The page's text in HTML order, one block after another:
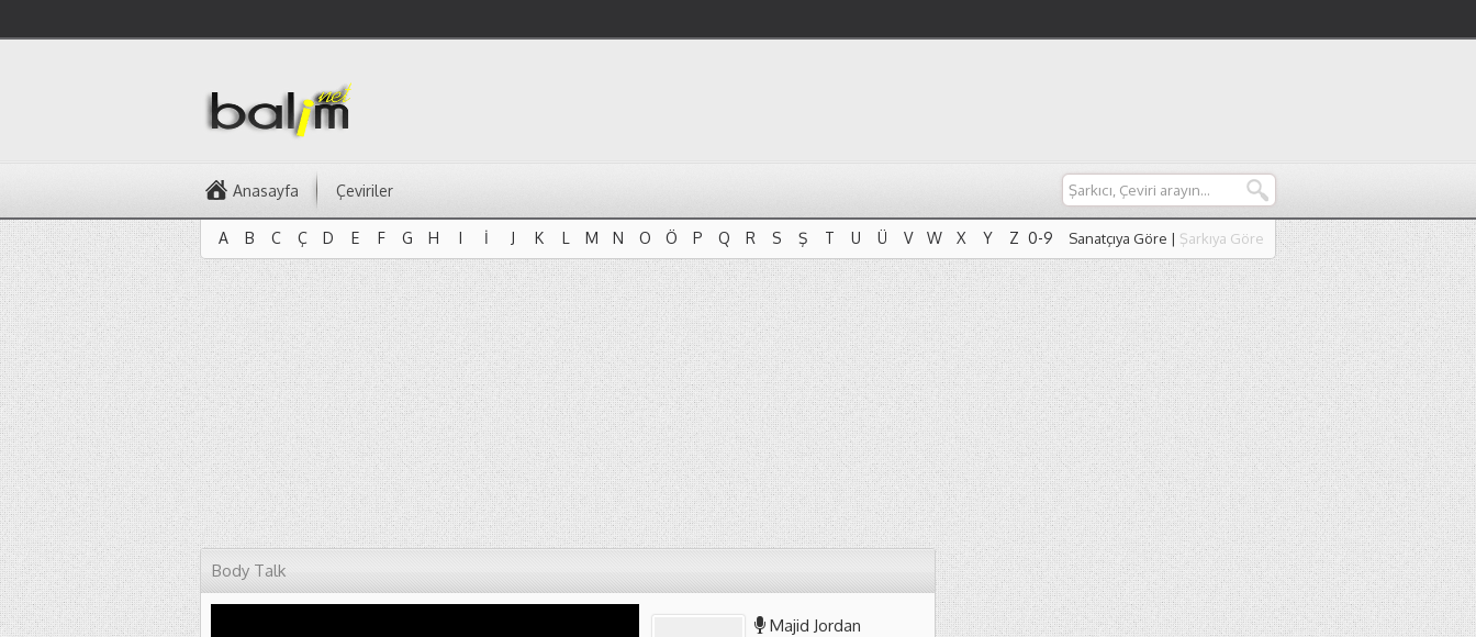
Anasayfa Çeviriler
A B C Ç D E F G H I İ J K L M N O Ö P Q R S Ş T U Ü V W X Y Z 0-9
A
B C Ç D E F G H I İ J K L M N O Ö P Q R S Ş T U Ü V W X Y Z 0-9
Sanatçıya Göre | Şarkıya Göre
Body Talk
Majid Jordan